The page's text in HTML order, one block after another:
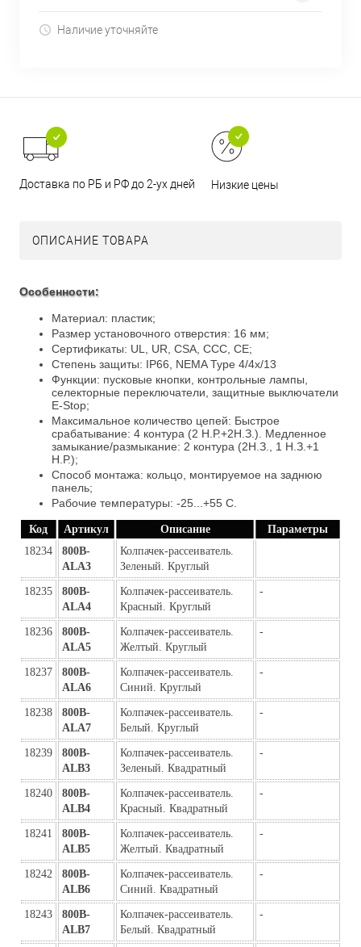
Наличие уточняйте
Доставка по РБ и РФ до 2-ух дней Низкие цены
ОПИСАНИЕ ТОВАРА
Особенности:
Материал: пластик;
Размер установочного отверстия: 16 мм;
Сертификаты: UL, UR, CSA, CCC, CE;
Степень защиты: IP66, NEMA Type 4/4x/13
Функции: пусковые кнопки, контрольные лампы,
селекторные переключатели, защитные выключатели
E-Stop;
Максимальное количество цепей: Быстрое
срабатывание: 4 контура (2 Н.Р.+2Н.З.). Медленное
замыкание/размыкание: 2 контура (2Н.З., 1 Н.З.+1
Н.Р.);
Способ монтажа: кольцо, монтируемое на заднюю
панель;
Рабочие температуры: -25...+55 С.
Код Артикул Описание
Параметры
18234
800B-
ALA3
Колпачек-рассеиватель.
Зеленый. Круглый
18235
800B-
ALA4
Колпачек-рассеиватель.
Красный. Круглый
-
18236
800B-
ALA5
Колпачек-рассеиватель.
Желтый. Круглый
-
18237
800B-
ALA6
Колпачек-рассеиватель.
Синий. Круглый
-
18238
800B-
ALA7
Колпачек-рассеиватель.
Белый. Круглый
-
18239
800B-
ALB3
Колпачек-рассеиватель.
Зеленый. Квадратный
-
18240
800B-
ALB4
Колпачек-рассеиватель.
Красный. Квадратный
-
18241
800B-
ALB5
Колпачек-рассеиватель.
Желтый. Квадратный
-
18242
800B-
ALB6
Колпачек-рассеиватель.
Синий. Квадратный
-
18243
800B-
ALB7
Колпачек-рассеиватель.
Белый. Квадратный
-